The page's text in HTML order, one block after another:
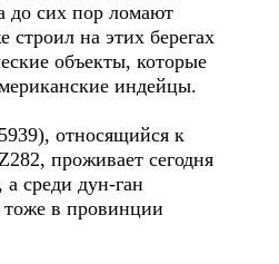
до сих пор ломают
строил на этих берегах
объекты, которые
индейцы.
относящийся к
проживает сегодня
среди дун-ган
тоже в провинции